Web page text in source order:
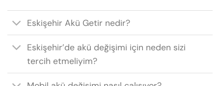
Eskişehir Akü Getir nedir?
Eskişehir’de akü değişimi için neden sizi
tercih etmeliyim?